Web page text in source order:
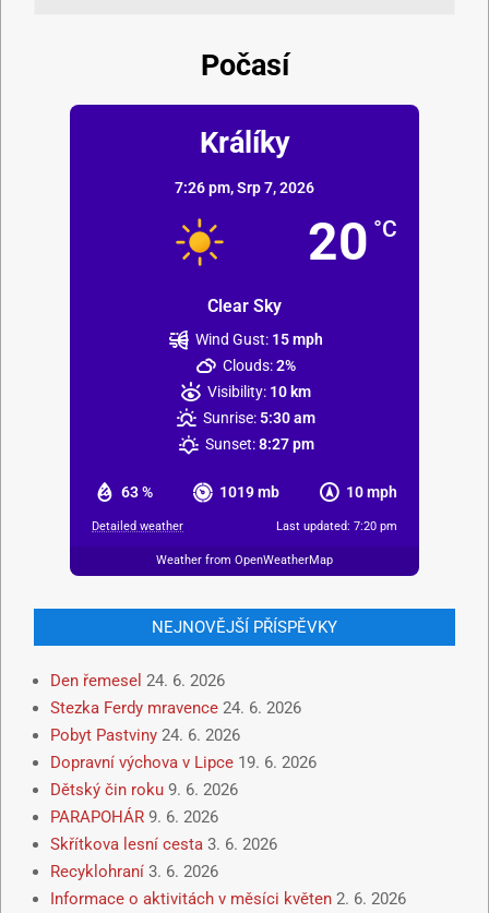
Počasí
Králíky
7:26 pm,Srp 7, 2026
20 °C
Clear Sky
63 % 1019 mb 10 mph
Wind Gust: 15 mph
Clouds:2%
Visibility: 10 km
Sunrise: 5:30 am
Sunset: 8:27 pm
Detailed weather Last updated: 7:20 pm
Weather from OpenWeatherMap
NEJNOVĚJŠÍ PŘÍSPĚVKY
Den řemesel 24. 6. 2026
Stezka Ferdy mravence 24. 6. 2026
Pobyt Pastviny 24. 6. 2026
Dopravní výchova v Lipce 19. 6. 2026
Dětský čin roku 9. 6. 2026
PARAPOHÁR 9. 6. 2026
Skřítkova lesní cesta 3. 6. 2026
Recyklohraní 3. 6. 2026
Informace o aktivitách v měsíci květen 2. 6. 2026